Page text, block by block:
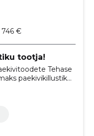
746 €
tootja!
Tehase
paekivikillustiku